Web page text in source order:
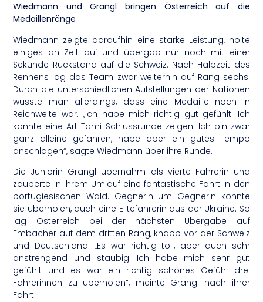
Wiedmann und Grangl bringen Österreich auf die
Medaillenränge
Wiedmann zeigte daraufhin eine starke Leistung, holte
einiges an Zeit auf und übergab nur noch mit einer
Sekunde Rückstand auf die Schweiz. Nach Halbzeit des
Rennens lag das Team zwar weiterhin auf Rang sechs.
Durch die unterschiedlichen Aufstellungen der Nationen
wusste man allerdings, dass eine Medaille noch in
Reichweite war. „Ich habe mich richtig gut gefühlt. Ich
konnte eine Art Tami-Schlussrunde zeigen. Ich bin zwar
ganz alleine gefahren, habe aber ein gutes Tempo
anschlagen“, sagte Wiedmann über ihre Runde.
Die Juniorin Grangl übernahm als vierte Fahrerin und
zauberte in ihrem Umlauf eine fantastische Fahrt in den
portugiesischen Wald. Gegnerin um Gegnerin konnte
sie überholen, auch eine Elitefahrerin aus der Ukraine. So
lag Österreich bei der nächsten Übergabe auf
Embacher auf dem dritten Rang, knapp vor der Schweiz
und Deutschland. „Es war richtig toll, aber auch sehr
anstrengend und staubig. Ich habe mich sehr gut
gefühlt und es war ein richtig schönes Gefühl drei
Fahrerinnen zu überholen“, meinte Grangl nach ihrer
Fahrt.